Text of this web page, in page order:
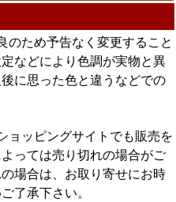
のため予告なく変更すること
などにより色調が実物と異
に思った色と違うなどでの
ョッピングサイトでも販売を
っては売り切れの場合がご
場合は、お取り寄せにお時
了承下さい。